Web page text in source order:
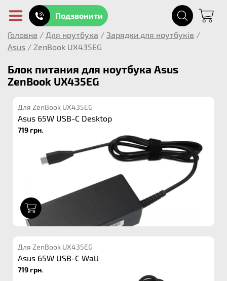
Подзвонити
Головна / Для ноутбука / Зарядки для ноутбуків /
Asus / ZenBook UX435EG
Блок питания для ноутбука Asus
ZenBook UX435EG
Для ZenBook UX435EG
Asus 65W USB-C Desktop
719 грн.
Для ZenBook UX435EG
Asus 65W USB-C Wall
719 грн.